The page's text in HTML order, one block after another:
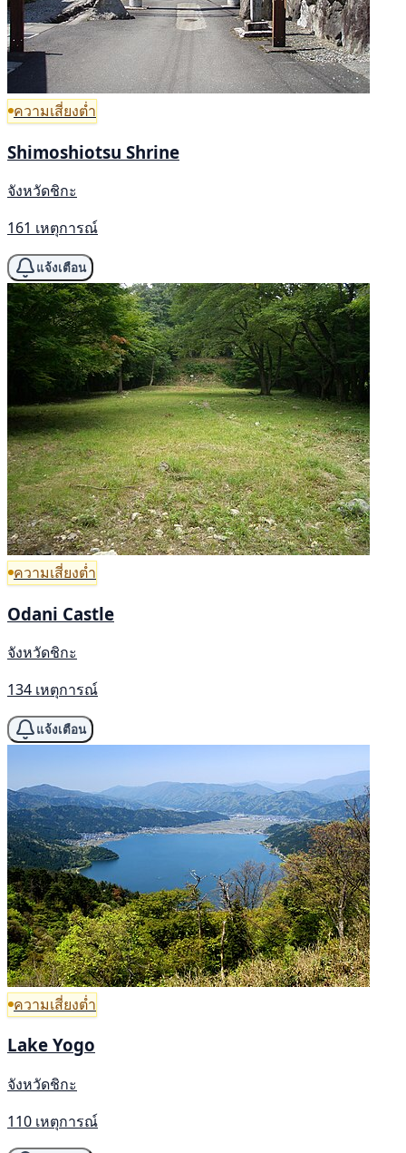
ความเสี่ยงต่ำ
Shimoshiotsu Shrine
จังหวัดชิกะ
161 เหตุการณ์
แจ้งเตือน
ความเสี่ยงต่ำ
Odani Castle
จังหวัดชิกะ
134 เหตุการณ์
แจ้งเตือน
ความเสี่ยงต่ำ
Lake Yogo
จังหวัดชิกะ
110 เหตุการณ์